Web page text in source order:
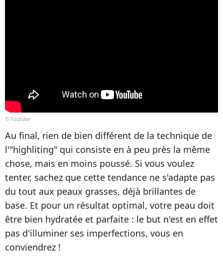
© Youtube
Au final, rien de bien différent de la technique de
l'"highliting" qui consiste en à peu près la même
chose, mais en moins poussé. Si vous voulez
tenter, sachez que cette tendance ne s'adapte pas
du tout aux peaux grasses, déjà brillantes de
base. Et pour un résultat optimal, votre peau doit
être bien hydratée et parfaite : le but n'est en effet
pas d'illuminer ses imperfections, vous en
conviendrez !